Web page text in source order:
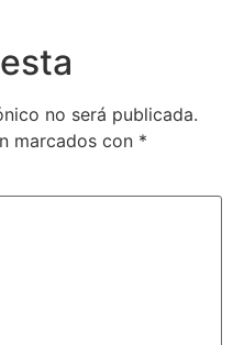
no será publicada.
marcados con *